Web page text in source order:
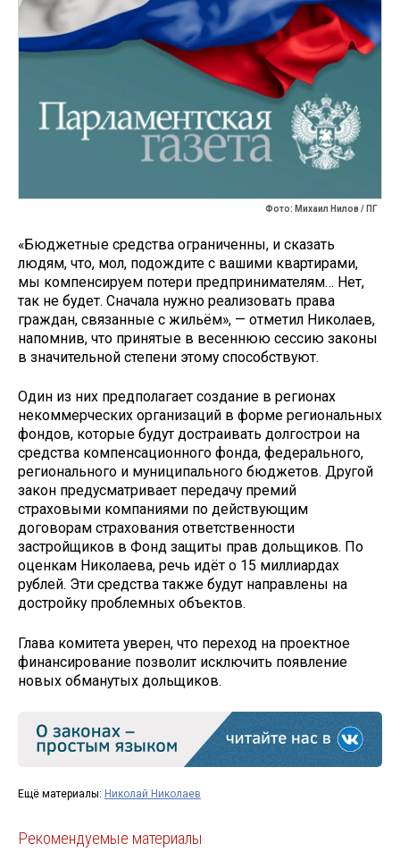
Фото: Михаил Нилов / ПГ
«Бюджетные средства ограниченны, и сказать
людям, что, мол, подождите с вашими квартирами,
мы компенсируем потери предпринимателям… Нет,
так не будет. Сначала нужно реализовать права
граждан, связанные с жильём», — отметил Николаев,
напомнив, что принятые в весеннюю сессию законы
в значительной степени этому способствуют.
Один из них предполагает создание в регионах
некоммерческих организаций в форме региональных
фондов, которые будут достраивать долгострои на
средства компенсационного фонда, федерального,
регионального и муниципального бюджетов. Другой
закон предусматривает передачу премий
страховыми компаниями по действующим
договорам страхования ответственности
застройщиков в Фонд защиты прав дольщиков. По
оценкам Николаева, речь идёт о 15 миллиардах
рублей. Эти средства также будут направлены на
достройку проблемных объектов.
Глава комитета уверен, что переход на проектное
финансирование позволит исключить появление
новых обманутых дольщиков.
Ещё материалы: Николай Николаев
Рекомендуемые материалы